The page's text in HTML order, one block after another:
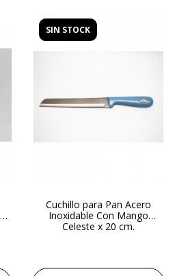
SIN STOCK
Cuchillo para Pan Acero
Inoxidable Con Mango
Celeste x 20 cm.